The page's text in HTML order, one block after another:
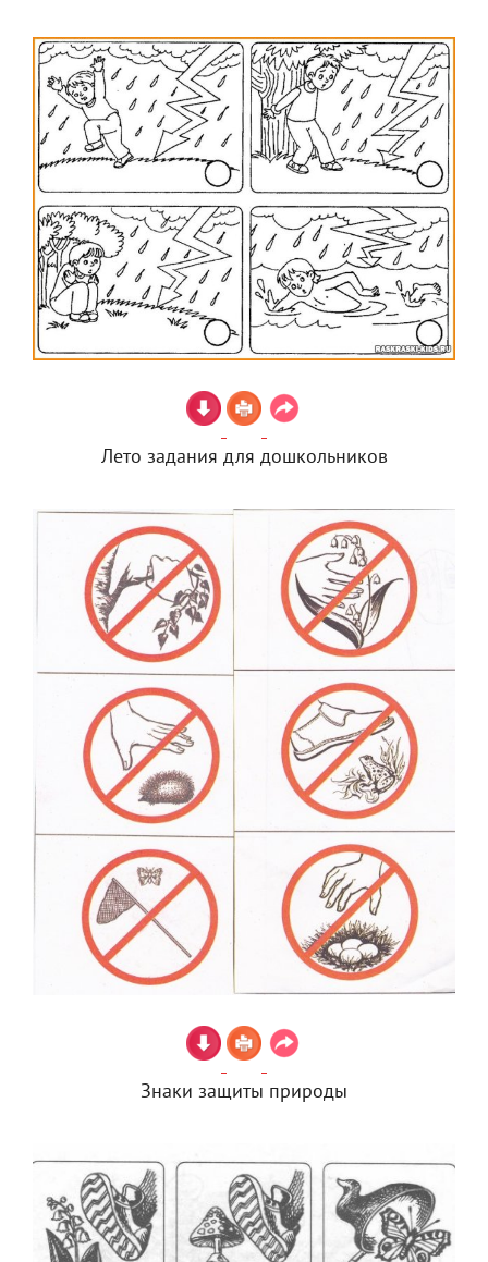
Лето задания для дошкольников
Знаки защиты природы